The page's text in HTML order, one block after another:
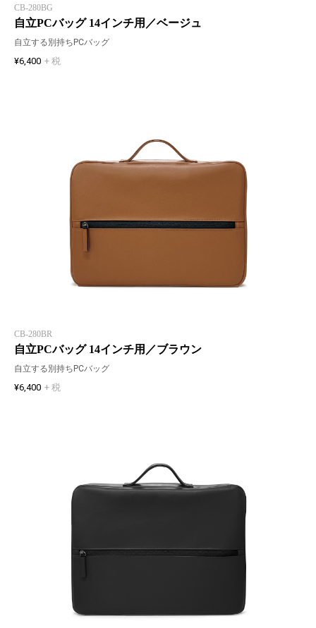
CB-280BG
自立PCバッグ 14インチ用／ベージュ
自立する別持ちPCバッグ
¥6,400 + 税
CB-280BR
自立PCバッグ 14インチ用／ブラウン
自立する別持ちPCバッグ
¥6,400 + 税